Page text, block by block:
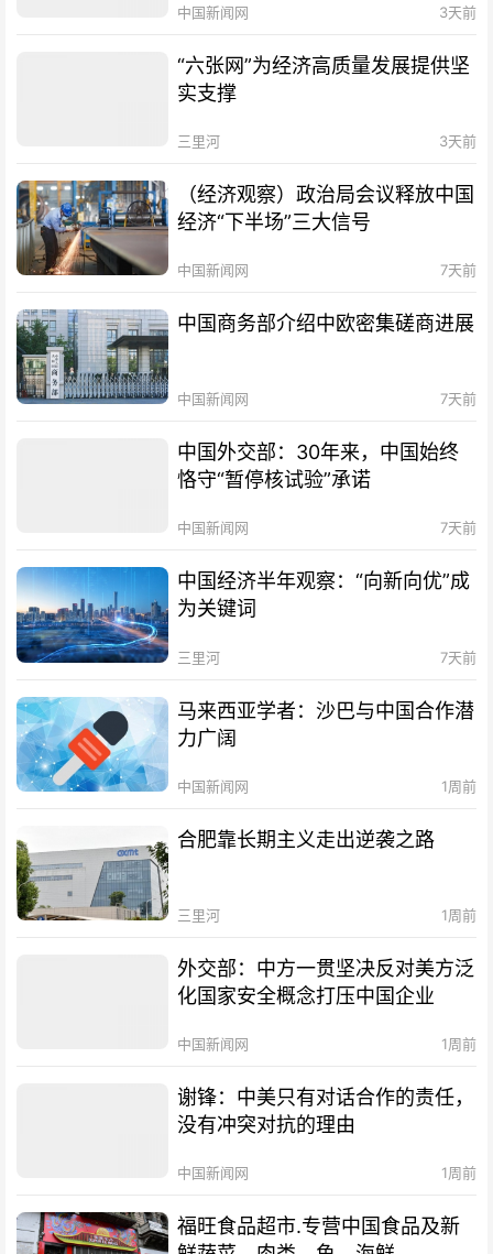
中国新闻网 3天前
“六张网”为经济高质量发展提供坚
实支撑
三里河 3天前
（经济观察）政治局会议释放中国
经济“下半场”三大信号
中国新闻网 7天前
中国商务部介绍中欧密集磋商进展
中国新闻网 7天前
中国外交部：30年来，中国始终
恪守“暂停核试验”承诺
中国新闻网 7天前
中国经济半年观察：“向新向优”成
为关键词
三里河 7天前
马来西亚学者：沙巴与中国合作潜
力广阔
中国新闻网 1周前
合肥靠长期主义走出逆袭之路
三里河 1周前
外交部：中方一贯坚决反对美方泛
化国家安全概念打压中国企业
中国新闻网 1周前
谢锋：中美只有对话合作的责任，
没有冲突对抗的理由
中国新闻网 1周前
福旺食品超市.专营中国食品及新